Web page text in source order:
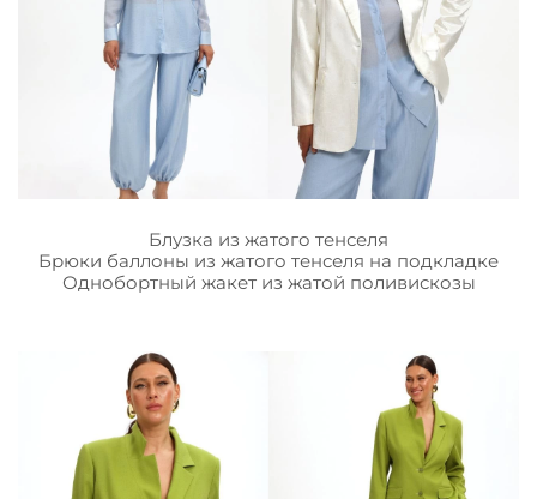
Блузка из жатого тенселя
Брюки баллоны из жатого тенселя на подкладке
Однобортный жакет из жатой поливискозы